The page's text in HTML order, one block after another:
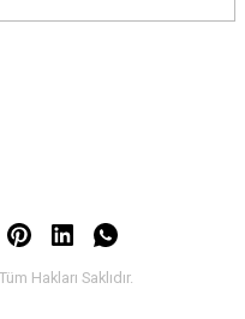
Hakları Saklıdır.